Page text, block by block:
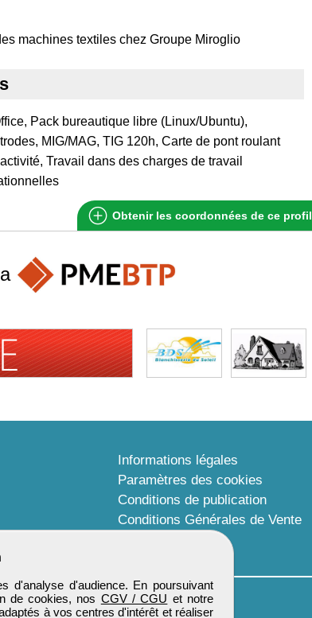
machines textiles chez Groupe Miroglio
Pack bureautique libre (Linux/Ubuntu),
MIG/MAG, TIG 120h, Carte de pont roulant
Travail dans des charges de travail
Obtenir les coordonnées de ce profil
d'analyse d'audience. En poursuivant
de cookies, nos CGV / CGU et notre
à vos centres d'intérêt et réaliser
Informations légales
Paramètres des cookies
Conditions de publication
Conditions Générales de Vente